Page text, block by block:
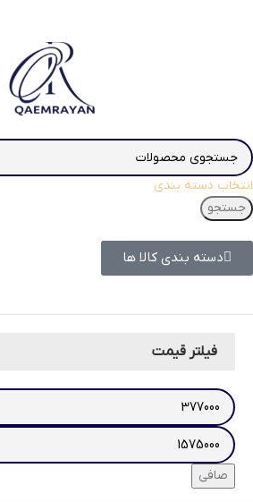
انتخاب دسته بندی
جستجو
دسته بندی کالا ها
فیلتر قیمت
صافی